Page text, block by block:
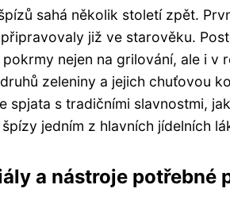
sahá několik století zpět.
již ve starověku.
nejen na grilování, ale i v
zeleniny a jejich chuťovou
spjata s tradičními slavnostmi,
jedním z hlavních jídelních
a nástroje potřebné